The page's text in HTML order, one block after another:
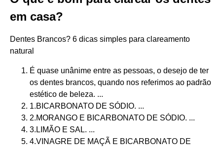
em casa?
Dentes Brancos? 6 dicas simples para clareamento
natural
É quase unânime entre as pessoas, o desejo de ter
os dentes brancos, quando nos referimos ao padrão
estético de beleza. ...
1.BICARBONATO DE SÓDIO. ...
2.MORANGO E BICARBONATO DE SÓDIO. ...
3.LIMÃO E SAL. ...
4.VINAGRE DE MAÇÃ E BICARBONATO DE